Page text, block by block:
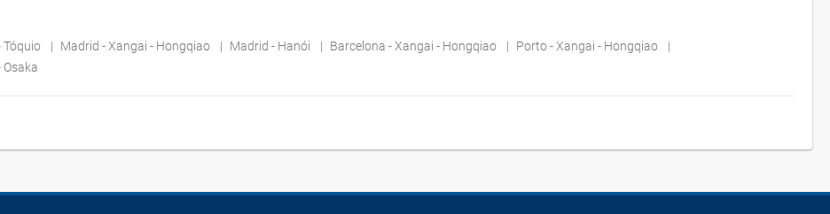
Tóquio Madrid - Xangai - Hongqiao Madrid - Hanói Barcelona - Xangai - Hongqiao
Porto - Xangai - Hongqiao
Osaka